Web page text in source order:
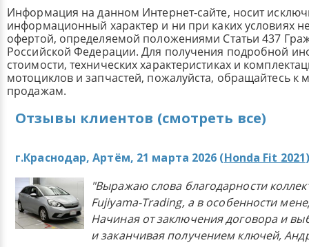
Информация на данном Интернет-сайте, носит
информационный характер и ни при каких условиях
офертой, определяемой положениями Статьи 437
Российской Федерации. Для получения подробной
стоимости, технических характеристиках и
мотоциклов и запчастей, пожалуйста, обращайтесь к
продажам.
Отзывы клиентов (смотреть все)
г.Краснодар, Артём, 21 марта 2026 (Honda Fit 2021
"Выражаю слова благодарности
Fujiyama-Trading, а в особенности
Начиная от заключения договора и
и заканчивая получением ключей,